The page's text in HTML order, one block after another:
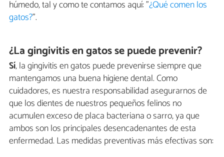
húmedo, tal y como te contamos aquí: "¿Qué comen los
gatos?".
¿La gingivitis en gatos se puede prevenir?
Sí, la gingivitis en gatos puede prevenirse siempre que
mantengamos una buena higiene dental. Como
cuidadores, es nuestra responsabilidad asegurarnos de
que los dientes de nuestros pequeños felinos no
acumulen exceso de placa bacteriana o sarro, ya que
ambos son los principales desencadenantes de esta
enfermedad. Las medidas preventivas más efectivas son: